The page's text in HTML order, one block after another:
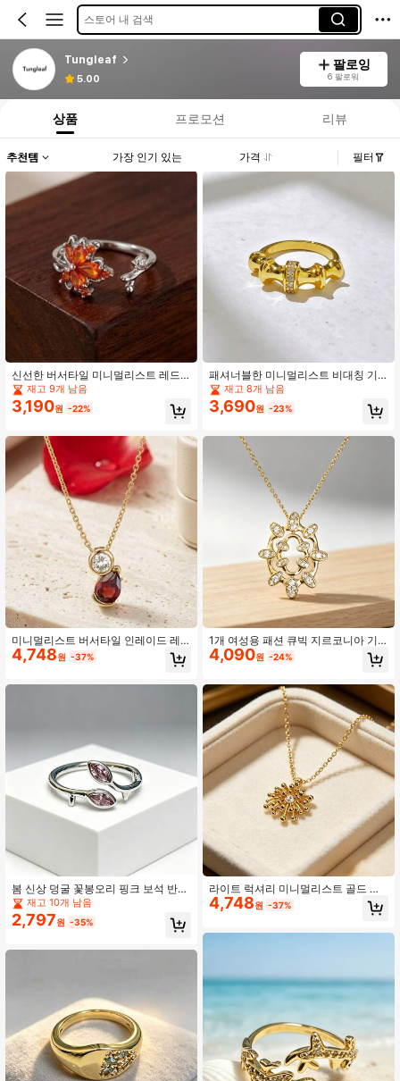
스토어 내 검색
Tungleaf
5.00
팔로잉
6 팔로워
상품 프로모션 리뷰
추천템 가장 인기 있는 가격 필터
신선한 버서타일 미니멀리스트 레드
메이플 리프 실버 반지 데이트, 휴가,
일상 착용에 적합
재고 9개 남음
3,190원 -22%
미니멀리스트 버서타일 인레이드 레
드 티어드롭 보석 펜던트 목걸이 일상
착용에 적합
4,748원 -37%
봄 신상 덩굴 꽃봉오리 핑크 보석 반
지, 신선한 미니멀리스트 일상 착용 및
봄 사진 촬영에 적합
재고 10개 남음
2,797원 -35%
패셔너블한 미니멀리스트 비대칭 기
하학적 골드 대나무 조인트 반지, 일상
착용 및 파티 매칭에 적합
재고 8개 남음
3,690원 -23%
1개 여성용 패션 큐빅 지르코니아 기
하학 펜던트 목걸이 일상 장식용
4,090원 -24%
라이트 럭셔리 미니멀리스트 골드 꽃
수술 펜던트 목걸이, 일상 외출 및 코
디에 적합
4,748원 -37%